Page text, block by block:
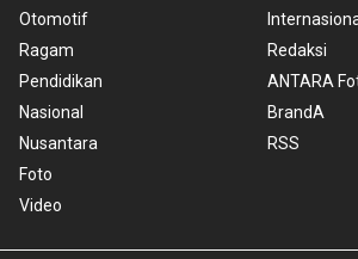
Otomotif
Ragam
Pendidikan
Nasional
Nusantara
Foto
Video
Redaksi
ANTARA
BrandA
RSS